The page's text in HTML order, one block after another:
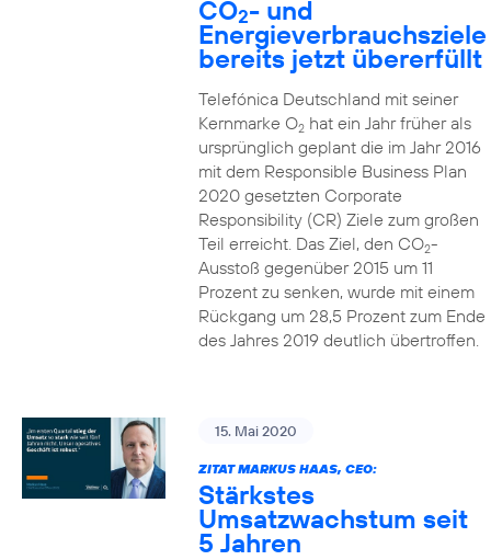
CO2- und
Energieverbrauchsziele
bereits jetzt übererfüllt
Telefónica Deutschland mit seiner
Kernmarke O2hat ein Jahr früher als
ursprünglich geplant die im Jahr 2016
mit dem Responsible Business Plan
2020 gesetzten Corporate
Responsibility (CR) Ziele zum großen
Teil erreicht. Das Ziel, den CO2-
Ausstoß gegenüber 2015 um 11
Prozent zu senken, wurde mit einem
Rückgang um 28,5 Prozent zum Ende
des Jahres 2019 deutlich übertroffen.
15. Mai 2020
ZITAT MARKUS HAAS, CEO:
Stärkstes
Umsatzwachstum seit
5 Jahren